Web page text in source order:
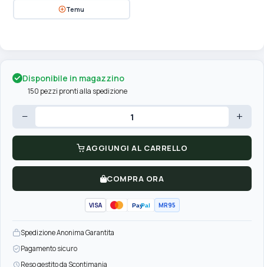
Temu
Disponibile in magazzino
150 pezzi pronti alla spedizione
− +
AGGIUNGI AL CARRELLO
COMPRA ORA
VISA PayPal MR95
Spedizione Anonima Garantita
Pagamento sicuro
Reso gestito da Scontimania